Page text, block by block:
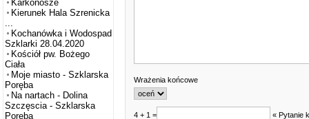
Karkonosze
Kierunek Hala Szrenicka
...
Kochanówka i Wodospad
Szklarki 28.04.2020
Kościół pw. Bożego
Ciała
Moje miasto - Szklarska
Poręba
Na nartach - Dolina
Szczęscia - Szklarska
Poręba
Wrażenia końcowe
4 + 1 = « Pytanie